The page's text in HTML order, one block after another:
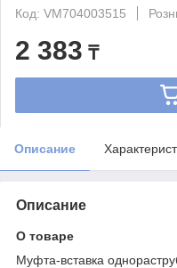
Код: VM704003515
2 383 ₸
Описание
Описание
О товаре
Муфта-вставка